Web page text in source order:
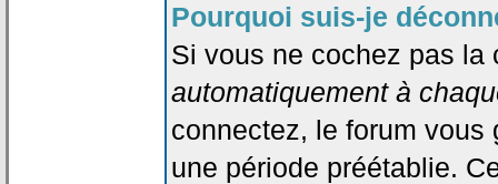
Pourquoi suis-je
Si vous ne cochez pas
automatiquement à
connectez, le forum vous
une période préétablie.